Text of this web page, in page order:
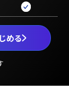
める